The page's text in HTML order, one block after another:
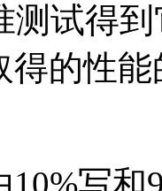
测试得
得的性